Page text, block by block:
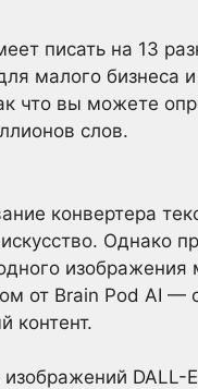
писать на 13
малого бизнеса
что вы можете
слов.
конвертера
Однако
от Brain Pod AI —
контент.
изображений DALL-